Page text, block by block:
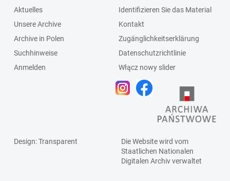
Aktuelles
Unsere Archive
Archive in Polen
Suchhinweise
Anmelden
Identifizieren Sie das Material
Kontakt
Zugänglichkeitserklärung
Datenschutzrichtlinie
Włącz nowy slider
Design: Transparent
Die Website wird vom
Staatlichen Nationalen
Digitalen Archivverwaltet